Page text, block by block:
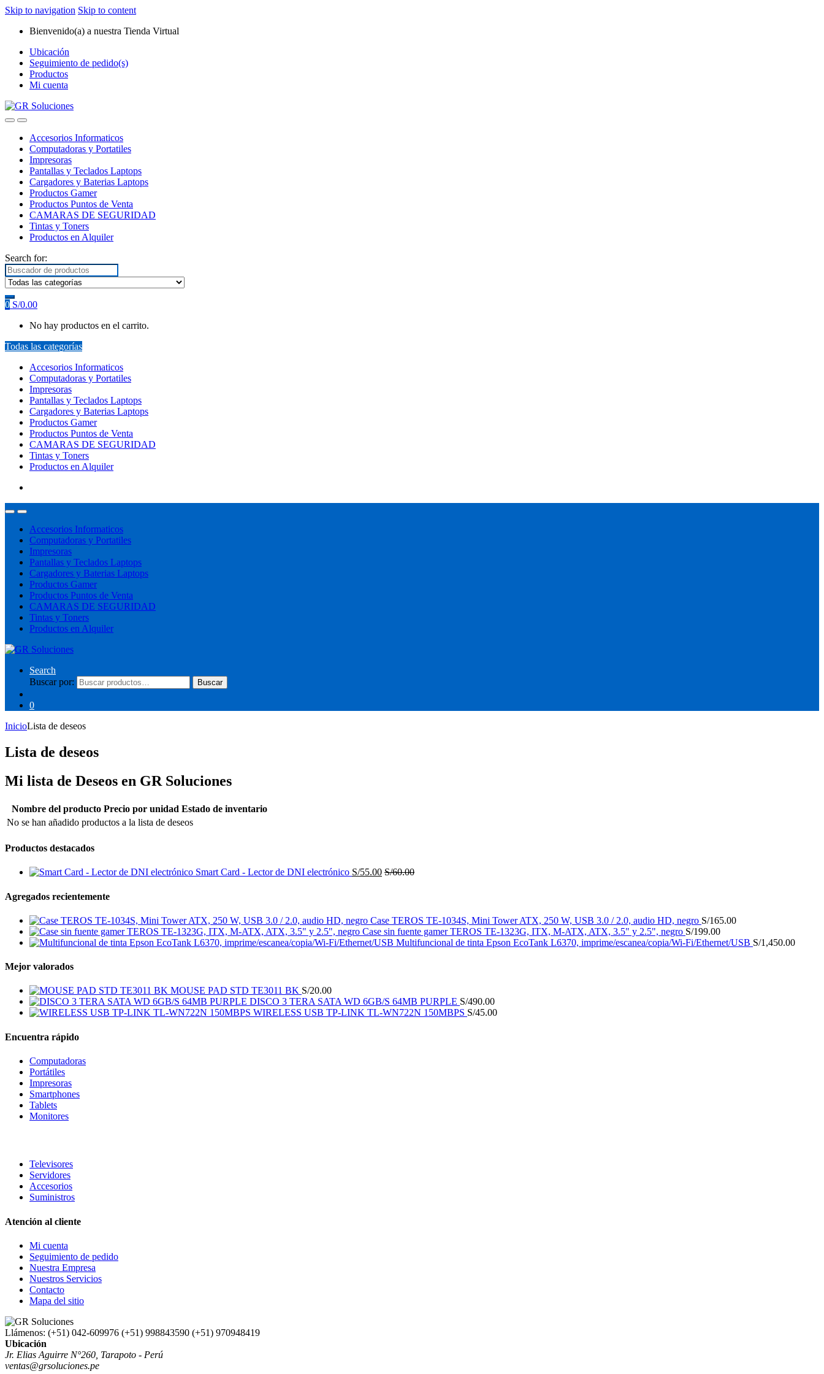
Skip to navigation Skip to content
Bienvenido(a) a nuestra Tienda Virtual
Ubicación
Seguimiento de pedido(s)
Productos
Mi cuenta
Accesorios Informaticos
Computadoras y Portatiles
Impresoras
Pantallas y Teclados Laptops
Cargadores y Baterias Laptops
Productos Gamer
Productos Puntos de Venta
CAMARAS DE SEGURIDAD
Tintas y Toners
Productos en Alquiler
Search for:
0 S/0.00
No hay productos en el carrito.
Todas las categorías
Accesorios Informaticos
Computadoras y Portatiles
Impresoras
Pantallas y Teclados Laptops
Cargadores y Baterias Laptops
Productos Gamer
Productos Puntos de Venta
CAMARAS DE SEGURIDAD
Tintas y Toners
Productos en Alquiler
Accesorios Informaticos
Computadoras y Portatiles
Impresoras
Pantallas y Teclados Laptops
Cargadores y Baterias Laptops
Productos Gamer
Productos Puntos de Venta
CAMARAS DE SEGURIDAD
Tintas y Toners
Productos en Alquiler
Search
Buscar por:
Buscar
0
InicioLista de deseos
Lista de deseos
Mi lista de Deseos en GR Soluciones
Nombre del producto Precio por unidad Estado de inventario
No se han añadido productos a la lista de deseos
Productos destacados
Smart Card - Lector de DNI electrónico S/55.00 S/60.00
Agregados recientemente
Case TEROS TE-1034S, Mini Tower ATX, 250 W, USB 3.0 / 2.0, audio HD, negro S/165.00
Case sin fuente gamer TEROS TE-1323G, ITX, M-ATX, ATX, 3.5" y 2.5", negro S/199.00
Multifuncional de tinta Epson EcoTank L6370, imprime/escanea/copia/Wi-Fi/Ethernet/USB S/1,450.00
Mejor valorados
MOUSE PAD STD TE3011 BK S/20.00
DISCO 3 TERA SATA WD 6GB/S 64MB PURPLE S/490.00
WIRELESS USB TP-LINK TL-WN722N 150MBPS S/45.00
Encuentra rápido
Computadoras
Portátiles
Impresoras
Smartphones
Tablets
Monitores
Televisores
Servidores
Accesorios
Suministros
Atención al cliente
Mi cuenta
Seguimiento de pedido
Nuestra Empresa
Nuestros Servicios
Contacto
Mapa del sitio
Llámenos: (+51) 042-609976 (+51) 998843590 (+51) 970948419
Ubicación
Jr. Elias Aguirre N°260, Tarapoto - Perú
ventas@grsoluciones.pe